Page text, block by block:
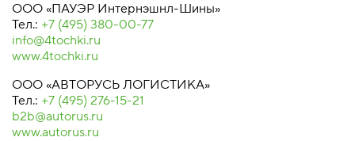
ООО «ПАУЭР Интернэшнл-Шины»
Тел.: +7 (495) 380-00-77
info@4tochki.ru
www.4tochki.ru
ООО «АВТОРУСЬ ЛОГИСТИКА»
Тел.: +7 (495) 276-15-21
b2b@autorus.ru
www.autorus.ru